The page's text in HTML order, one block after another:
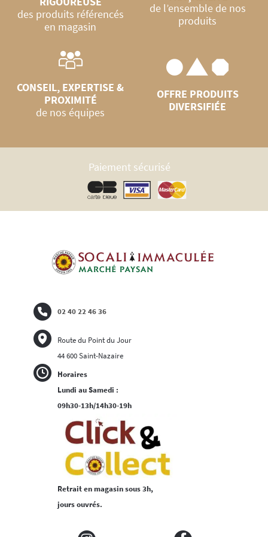
des produits référencés
en magasin
de l’ensemble de nos
produits
CONSEIL, EXPERTISE &
PROXIMITÉ
de nos équipes
OFFRE PRODUITS
DIVERSIFIÉE
Paiement sécurisé
Horaires
Lundi au Samedi :
09h30-13h/14h30-19h
Retrait en magasin sous 3h,
jours ouvrés.
02 40 22 46 36
Route du Point du Jour
44 600 Saint-Nazaire